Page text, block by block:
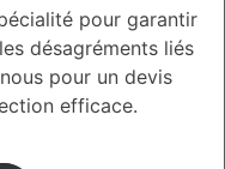
pour garantir
désagréments liés
pour un devis
efficace.